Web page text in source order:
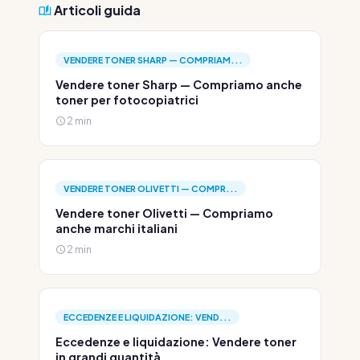
Articoli guida
VENDERE TONER SHARP — COMPRIAM...
Vendere toner Sharp — Compriamo anche
toner per fotocopiatrici
2 min
VENDERE TONER OLIVETTI — COMPR...
Vendere toner Olivetti — Compriamo
anche marchi italiani
2 min
ECCEDENZE E LIQUIDAZIONE: VEND...
Eccedenze e liquidazione: Vendere toner
in grandi quantità